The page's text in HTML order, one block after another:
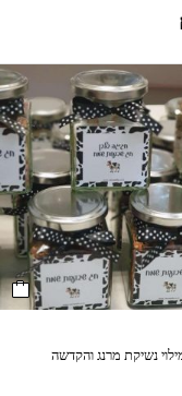
נשיקת מרנג והקדשה